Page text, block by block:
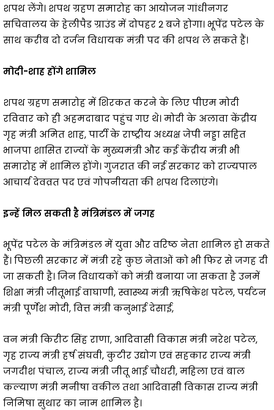
शपथ लेंगे। शपथ ग्रहण समारोह का आयोजन गांधीनगर
सचिवालय के हेलीपैड ग्राउंड में दोपहर 2 बजे होगा। भूपेंद्र पटेल के
साथ करीब दो दर्जन विधायक मंत्री पद की शपथ ले सकते हैं।
मोदी-शाह होंगे शामिल
शपथ ग्रहण समारोह में शिरकत करने के लिए पीएम मोदी
रविवार को ही अहमदाबाद पहुंच गए थे। मोदी के अलावा केंद्रीय
गृह मंत्री अमित शाह, पार्टी के राष्ट्रीय अध्यक्ष जेपी नड्डा सहित
भाजपा शासित राज्यों के मुख्यमंत्री और कई केंद्रीय मंत्री भी
समारोह में शामिल होंगे। गुजरात की नई सरकार को राज्यपाल
आचार्य देवव्रत पद एवं गोपनीयता की शपथ दिलाएंगे।
इन्हें मिल सकती है मंत्रिमंडल में जगह
भूपेंद्र पटेल के मंत्रिमंडल में युवा और वरिष्ठ नेता शामिल हो सकते
हैं। पिछली सरकार में मंत्री रहे कुछ नेताओं को भी फिर से जगह दी
जा सकती है। जिन विधायकों को मंत्री बनाया जा सकता है उनमें
शिक्षा मंत्री जीतूभाई वाघाणी, स्वास्थ्य मंत्री ऋषिकेश पटेल, पर्यटन
मंत्री पूर्णेश मोदी, वित्त मंत्री कनुभाई देसाई,
वन मंत्री किरीट सिंह राणा, आदिवासी विकास मंत्री नरेश पटेल,
गृह राज्य मंत्री हर्ष संघवी, कुटीर उद्योग एवं सहकार राज्य मंत्री
जगदीश पंचाल, राज्य मंत्री जीतू भाई चौधरी, महिला एवं बाल
कल्याण मंत्री मनीषा वकील तथा आदिवासी विकास राज्य मंत्री
निमिषा सुथार का नाम शामिल है।